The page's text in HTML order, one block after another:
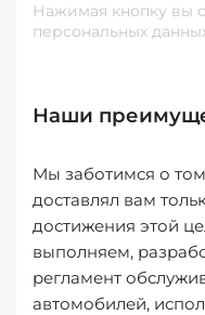
Нажимая кнопку вы
персональных
Наши
Мы заботимся о
доставлял вам
достижения этой
выполняем,
регламент
автомобилей,